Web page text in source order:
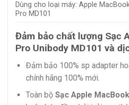
Dùng cho loại máy: Apple
Pro MD101
Đảm bảo chất lượng Sạc
Pro Unibody MD101 và
Đảm bảo 100% sp adapter
chính hãng 100% mới.
Toàn bộ Sạc Apple